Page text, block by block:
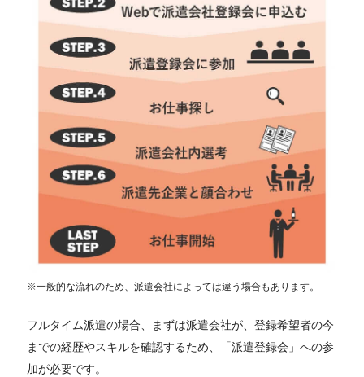
※一般的な流れのため、派遣会社によっては違う場合もあります。
フルタイム派遣の場合、まずは派遣会社が、登録希望者の今
までの経歴やスキルを確認するため、「派遣登録会」への参
加が必要です。